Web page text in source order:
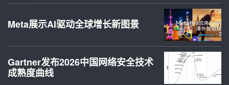
Meta展示AI驱动全球增长新图景
Gartner发布2026中国网络安全技术
成熟度曲线